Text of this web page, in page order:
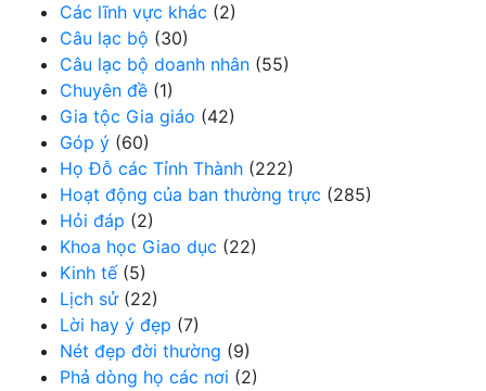
Các lĩnh vực khác (2)
Câu lạc bộ (30)
Câu lạc bộ doanh nhân (55)
Chuyên đề (1)
Gia tộc Gia giáo (42)
Góp ý (60)
Họ Đỗ các Tỉnh Thành (222)
Hoạt động của ban thường trực (285)
Hỏi đáp (2)
Khoa học Giao dục (22)
Kinh tế(5)
Lịch sử(22)
Lời hay ý đẹp (7)
Nét đẹp đời thường (9)
Phả dòng họ các nơi (2)